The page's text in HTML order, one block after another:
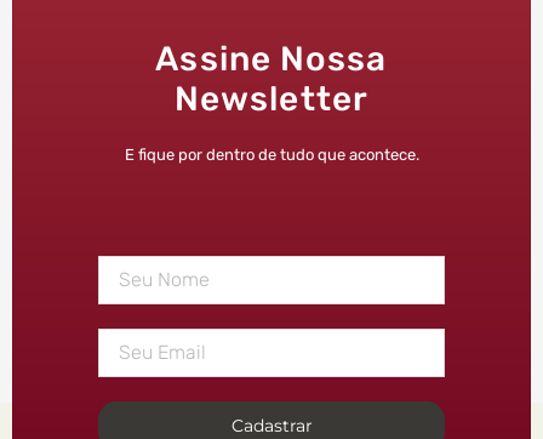
Assine Nossa
Newsletter
E fique por dentro de tudo que acontece.
Cadastrar